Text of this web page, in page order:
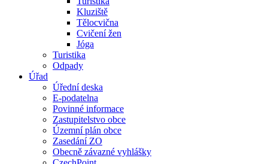
Kluziště
Tělocvična
Cvičení žen
Jóga
Turistika
Odpady
Úřad
Úřední deska
E-podatelna
Povinné informace
Zastupitelstvo obce
Územní plán obce
Zasedání ZO
Obecně závazné vyhlášky